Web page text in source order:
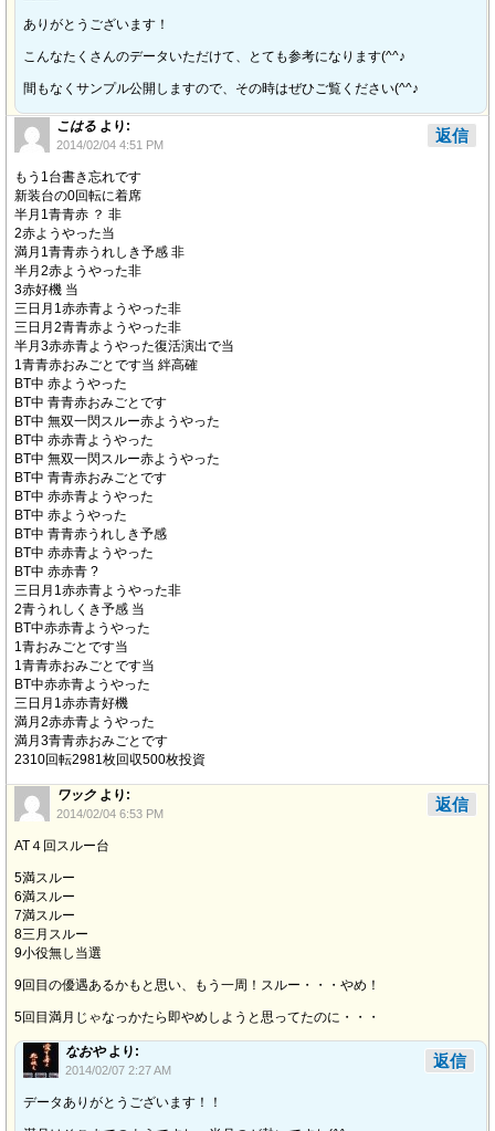
ありがとうございます！
こんなたくさんのデータいただけて、とても参考になります(^^♪
間もなくサンプル公開しますので、その時はぜひご覧ください(^^♪
こはる より:
2014/02/04 4:51 PM
もう1台書き忘れです
新装台の0回転に着席
半月1青青赤 ？ 非
2赤ようやった当
満月1青青赤うれしき予感 非
半月2赤ようやった非
3赤好機 当
三日月1赤赤青ようやった非
三日月2青青赤ようやった非
半月3赤赤青ようやった復活演出で当
1青青赤おみごとです当 絆高確
BT中 赤ようやった
BT中 青青赤おみごとです
BT中 無双一閃スルー赤ようやった
BT中 赤赤青ようやった
BT中 無双一閃スルー赤ようやった
BT中 青青赤おみごとです
BT中 赤赤青ようやった
BT中 赤ようやった
BT中 青青赤うれしき予感
BT中 赤赤青ようやった
BT中 赤赤青 ?
三日月1赤赤青ようやった非
2青うれしくき予感 当
BT中赤赤青ようやった
1青おみごとです当
1青青赤おみごとです当
BT中赤赤青ようやった
三日月1赤赤青好機
満月2赤赤青ようやった
満月3青青赤おみごとです
2310回転2981枚回収500枚投資
返信
ワック より:
2014/02/04 6:53 PM
AT４回スルー台
5満スルー
6満スルー
7満スルー
8三月スルー
9小役無し当選
9回目の優遇あるかもと思い、もう一周！スルー・・・やめ！
5回目満月じゃなっかたら即やめしようと思ってたのに・・・
返信
なおや より:
2014/02/07 2:27 AM
データありがとうございます！！
返信